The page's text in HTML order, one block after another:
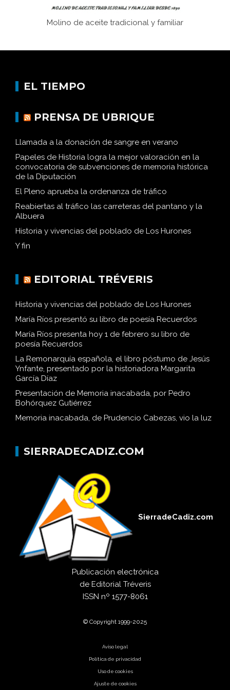
Molino de aceite tradicional y familiar
EL TIEMPO
PRENSA DE UBRIQUE
Llamada a la donación de sangre en verano
Papeles de Historia logra la mejor valoración en la
convocatoria de subvenciones de memoria histórica
de la Diputación
El Pleno aprueba la ordenanza de tráfico
Reabiertas al tráfico las carreteras del pantano y la
Albuera
Historia y vivencias del poblado de Los Hurones
Y fin
EDITORIAL TRÉVERIS
Historia y vivencias del poblado de Los Hurones
María Ríos presentó su libro de poesía Recuerdos
María Ríos presenta hoy 1 de febrero su libro de
poesía Recuerdos
La Remonarquía española, el libro póstumo de Jesús
Ynfante, presentado por la historiadora Margarita
García Díaz
Presentación de Memoria inacabada, por Pedro
Bohórquez Gutiérrez
Memoria inacabada, de Prudencio Cabezas, vio la luz
SIERRADECADIZ.COM
SierradeCadiz.com
Publicación electrónica
de Editorial Tréveris
ISSN nº 1577-8061
© Copyright 1999-2025
Aviso legal
Política de privacidad
Uso de cookies
Ajuste de cookies